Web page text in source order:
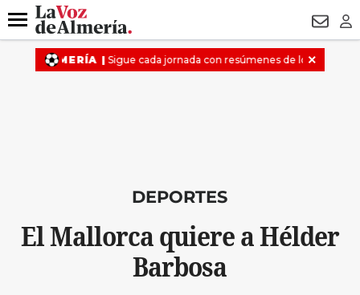
DESTACADO
Menú
DEPORTES
El Mallorca quiere a Hélder
Barbosa